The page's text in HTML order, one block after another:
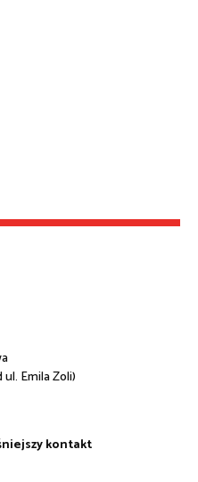
ul. Emila Zoli)
kontakt